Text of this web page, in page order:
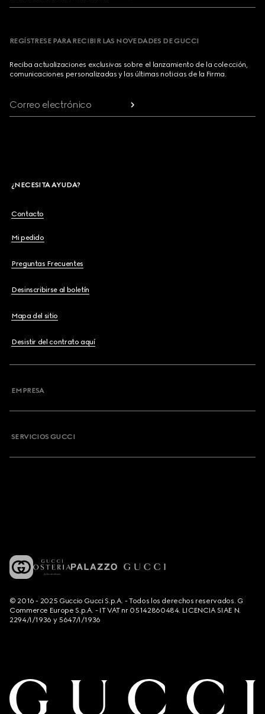
REGÍSTRESE PARA RECIBIR LAS NOVEDADES DE GUCCI
Reciba actualizaciones exclusivas sobre el lanzamiento de la colección,
comunicaciones personalizadas y las últimas noticias de la Firma.
Correo electrónico
¿NECESITA AYUDA?
Contacto
Mi pedido
Preguntas Frecuentes
Desinscribirse al boletín
Mapa del sitio
Desistir del contrato aquí
EMPRESA
SERVICIOS GUCCI
© 2016 - 2025 Guccio Gucci S.p.A. - Todos los derechos reservados. G
Commerce Europe S.p.A. - IT VAT nr 05142860484. LICENCIA SIAE N.
2294/I/1936 y 5647/I/1936